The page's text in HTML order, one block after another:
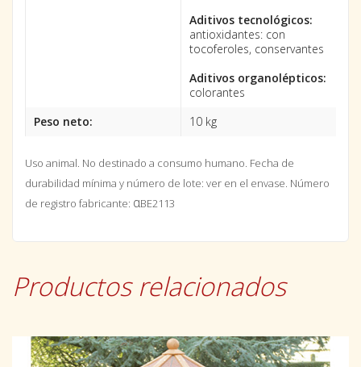
Aditivos tecnológicos:
antioxidantes: con
tocoferoles, conservantes
Aditivos organolépticos:
colorantes
Peso neto:
10 kg
Uso animal. No destinado a consumo humano. Fecha de
durabilidad mínima y número de lote: ver en el envase. Número
de registro fabricante: αBE2113
Productos relacionados